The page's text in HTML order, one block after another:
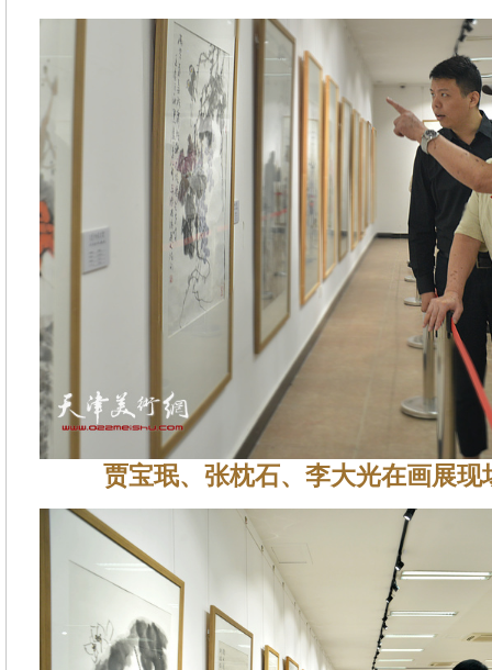
贾宝珉、张枕石、李大光在画展现